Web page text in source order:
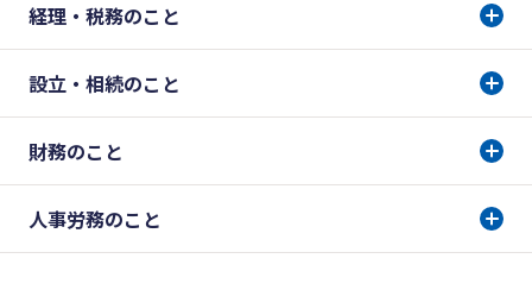
経理・税務のこと
設立・相続のこと
財務のこと
人事労務のこと